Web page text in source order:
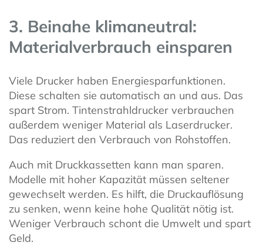
3. Beinahe klimaneutral:
Materialverbrauch einsparen
Viele Drucker haben Energiesparfunktionen.
Diese schalten sie automatisch an und aus. Das
spart Strom. Tintenstrahldrucker verbrauchen
außerdem weniger Material als Laserdrucker.
Das reduziert den Verbrauch von Rohstoffen.
Auch mit Druckkassetten kann man sparen.
Modelle mit hoher Kapazität müssen seltener
gewechselt werden. Es hilft, die Druckauflösung
zu senken, wenn keine hohe Qualität nötig ist.
Weniger Verbrauch schont die Umwelt und spart
Geld.